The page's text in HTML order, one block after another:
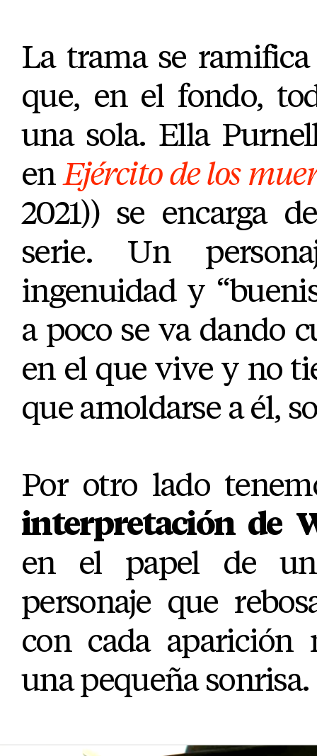
La trama se
que, en el fondo,
una sola. Ella
enEjército de los
2021)) se encarga
serie. Un
ingenuidad y
a poco se va dando
en el que vive y no
que amoldarse a él,
Por otro lado
interpretación de
en el papel de un
personaje que
con cada aparición
una pequeña sonrisa.